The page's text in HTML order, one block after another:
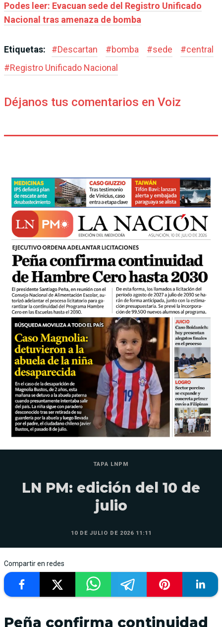
Podes leer: Evacuan sede del Registro Unificado
Nacional tras amenaza de bomba
Etiquetas: #Descartan #bomba #sede #central
#Registro Unificado Nacional
Déjanos tus comentarios en Voiz
TAPA LNPM
LN PM: edición del 10 de
julio
10 DE JULIO DE 2026 11:11
Compartir en redes
Peña confirma continuidad